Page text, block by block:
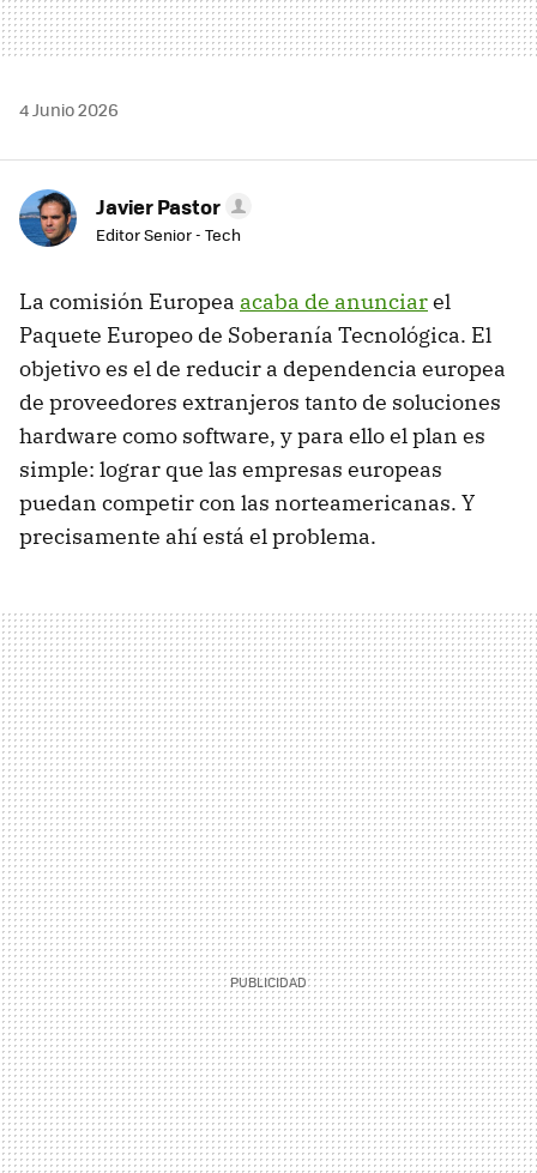
4 Junio 2026
Javier Pastor
Editor Senior - Tech
La comisión Europea acaba de anunciarel
Paquete Europeo de Soberanía Tecnológica. El
objetivo es el de reducir a dependencia europea
de proveedores extranjeros tanto de soluciones
hardware como software, y para ello el plan es
simple: lograr que las empresas europeas
puedan competir con las norteamericanas. Y
precisamente ahí está el problema.